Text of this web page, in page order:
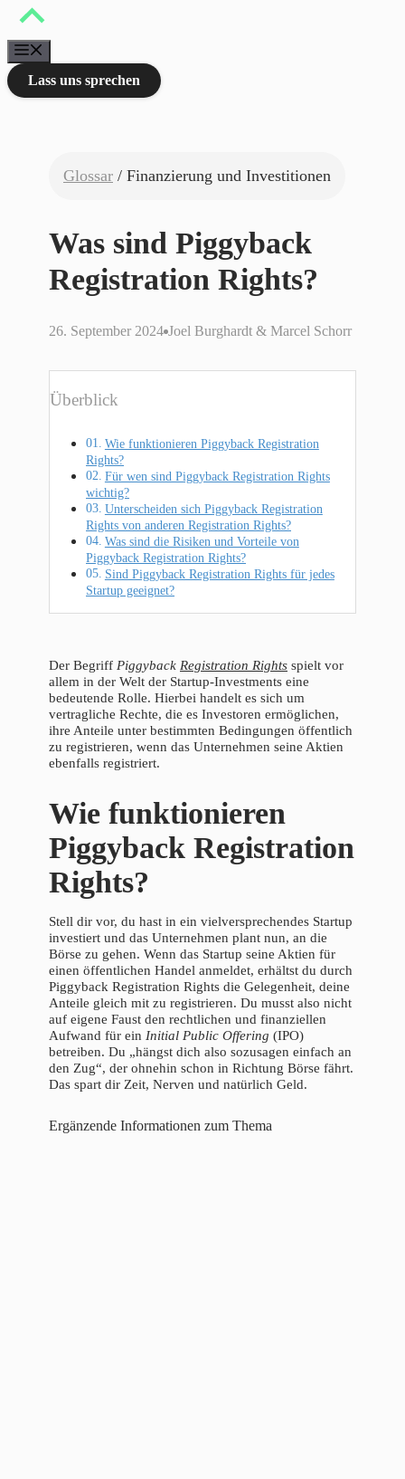
Zum
springen
Lass uns sprechen
Glossar / Finanzierung und Investitionen
Was sind Piggyback
Registration Rights?
26. September 2024 Joel Burghardt & Marcel Schorr
Überblick
Wie funktionieren Piggyback Registration
Rights?
Für wen sind Piggyback Registration Rights
wichtig?
Unterscheiden sich Piggyback Registration
Rights von anderen Registration Rights?
Was sind die Risiken und Vorteile von
Piggyback Registration Rights?
Sind Piggyback Registration Rights für jedes
Startup geeignet?
Der Begriff Piggyback Registration Rights spielt vor
allem in der Welt der Startup-Investments eine
bedeutende Rolle. Hierbei handelt es sich um
vertragliche Rechte, die es Investoren ermöglichen,
ihre Anteile unter bestimmten Bedingungen öffentlich
zu registrieren, wenn das Unternehmen seine Aktien
ebenfalls registriert.
Wie funktionieren
Piggyback Registration
Rights?
Stell dir vor, du hast in ein vielversprechendes Startup
investiert und das Unternehmen plant nun, an die
Börse zu gehen. Wenn das Startup seine Aktien für
einen öffentlichen Handel anmeldet, erhältst du durch
Piggyback Registration Rights die Gelegenheit, deine
Anteile gleich mit zu registrieren. Du musst also nicht
auf eigene Faust den rechtlichen und finanziellen
Aufwand für ein Initial Public Offering (IPO)
betreiben. Du „hängst dich also sozusagen einfach an
den Zug“, der ohnehin schon in Richtung Börse fährt.
Das spart dir Zeit, Nerven und natürlich Geld.
Ergänzende Informationen zum Thema